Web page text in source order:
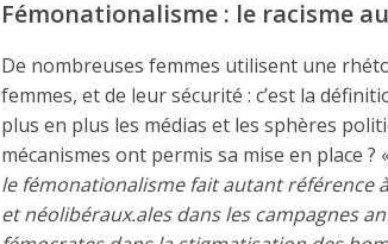
Fémonationalisme : le racisme
De nombreuses femmes utilisent une
femmes, et de leur sécurité : c’est la
plus en plus les médias et les sphères
mécanismes ont permis sa mise en place ?
le fémonationalisme fait autant référence
et néolibéraux.ales dans les campagnes